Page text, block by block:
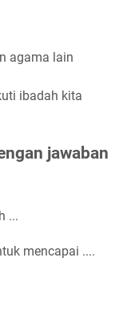
agama lain
ibadah kita
jawaban
...
mencapai ....